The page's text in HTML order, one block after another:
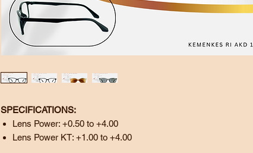
SPECIFICATIONS:
Lens Power: +0.50 to +4.00
Lens Power KT: +1.00 to +4.00